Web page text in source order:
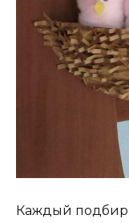
Каждый